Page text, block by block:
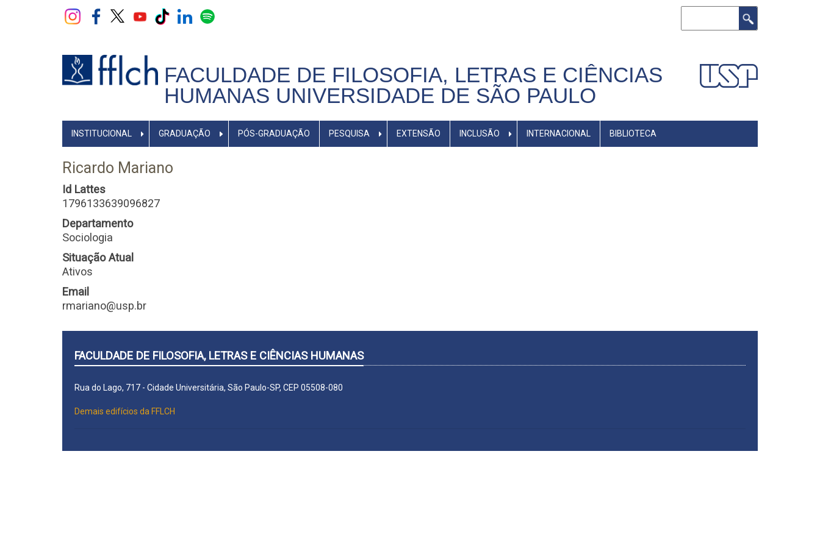
FACULDADE DE FILOSOFIA, LETRAS E CIÊNCIAS
HUMANAS UNIVERSIDADE DE SÃO PAULO
NAVEGADOR
PRINCIPAL
INSTITUCIONAL GRADUAÇÃO PÓS-GRADUAÇÃO PESQUISA EXTENSÃO INCLUSÃO INTERNACIONAL BIBLIOTECA
Ricardo Mariano
Id Lattes
1796133639096827
Departamento
Sociologia
Situação Atual
Ativos
Email
rmariano@usp.br
FACULDADE DE FILOSOFIA, LETRAS E CIÊNCIAS HUMANAS
Rua do Lago, 717 - Cidade Universitária, São Paulo-SP, CEP 05508-080
Demais edifícios da FFLCH